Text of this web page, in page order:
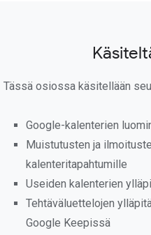
Tässä osiossa käsitellään
Google-kalenterien
Muistutusten ja
kalenteritapahtumille
Useiden kalenterien
Tehtäväluettelojen
Google Keepissä